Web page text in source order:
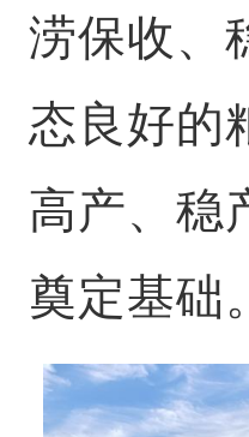
涝保收、
态良好的
高产、稳
奠定基础。